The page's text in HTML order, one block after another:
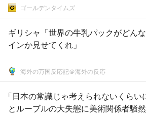
ゴールデンタイムズ
ギリシャ「世界の牛乳パックがどん
インか見せてくれ」
海外の万国反応記＠海外の反応
「日本の常識じゃ考えられないくら
とルーブルの大失態に美術関係者騒